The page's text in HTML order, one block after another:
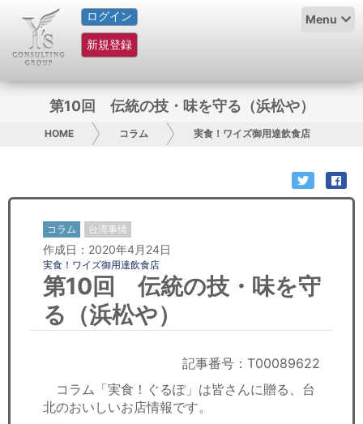
ログイン
新規登録
Menu
HOME
サービス紹介
コラム
グループ概要
日本人にPR
コンサルティング
リサーチ
経済ニュース
第10回 伝統の技・味を守る（浜松や）
HOME コラム 実食！ワイズ御用達飲食店
コラム 台湾事情
作成日：2020年4月24日
実食！ワイズ御用達飲食店
第10回 伝統の技・味を守
る（浜松や）
記事番号：T00089622
コラム「実食！ぐるぽ」は皆さんに贈る、台
北のおいしいお店情報です。